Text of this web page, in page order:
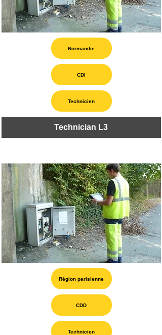
Normandie
CDI
Technicien
Technician L3
Région parisienne
CDD
Technicien